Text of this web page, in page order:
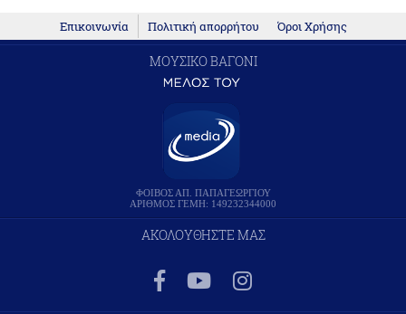
Επικοινωνία Πολιτική απορρήτου Όροι Χρήσης
ΜΟΥΣΙΚΟ ΒΑΓΟΝΙ
ΦΟΙΒΟΣ ΑΠ. ΠΑΠΑΓΕΩΡΓΙΟΥ
ΑΡΙΘΜΟΣ ΓΕΜΗ: 149232344000
ΑΚΟΛΟΥΘΗΣΤΕ ΜΑΣ